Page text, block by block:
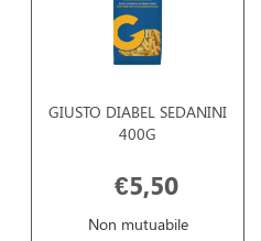
GIUSTO DIABEL SEDANINI
400G
€5,50
Non mutuabile